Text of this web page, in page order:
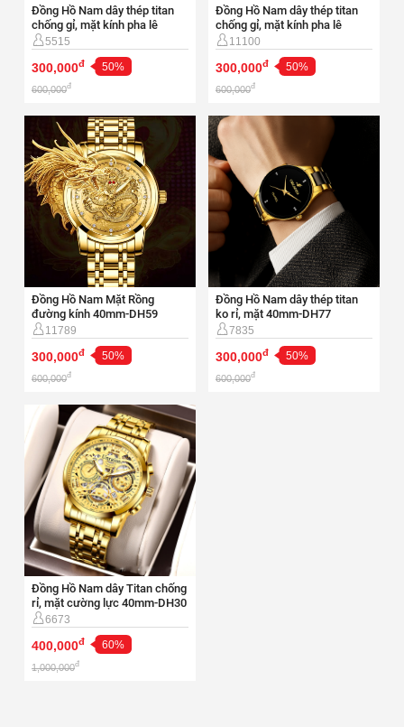
Đồng Hồ Nam dây thép titan
chống gỉ, mặt kính pha lê
40mm-DH83
300,000đ 50%
600,000đ
5515
Đồng Hồ Nam dây thép titan
chống gỉ, mặt kính pha lê
40mm-DH92
300,000đ 50%
600,000đ
11100
Đồng Hồ Nam Mặt Rồng
đường kính 40mm-DH59
300,000đ 50%
600,000đ
11789
Đồng Hồ Nam dây thép titan
ko rỉ, mặt 40mm-DH77
300,000đ 50%
600,000đ
7835
Đồng Hồ Nam dây Titan chống
rỉ, mặt cường lực 40mm-DH30
400,000đ 60%
1,000,000đ
6673